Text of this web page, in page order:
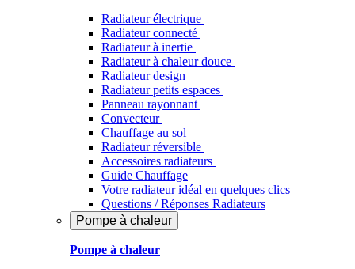
Radiateur électrique
Radiateur connecté
Radiateur à inertie
Radiateur à chaleur douce
Radiateur design
Radiateur petits espaces
Panneau rayonnant
Convecteur
Chauffage au sol
Radiateur réversible
Accessoires radiateurs
Guide Chauffage
Votre radiateur idéal en quelques clics
Questions / Réponses Radiateurs
Pompe à chaleur
Pompe à chaleur